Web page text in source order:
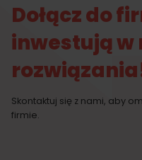
Dołącz do
inwestują w
Skontaktuj się z nami, aby
firmie.